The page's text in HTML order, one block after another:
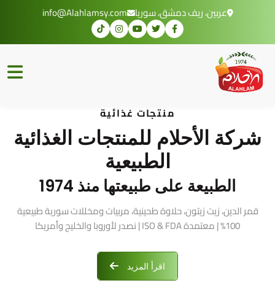
عربين، ريف دمشق، سوريا info@Alahlamsy.com
منتجات غذائية
شركة الأحلام للمنتجات الغذائية
الطبيعية
الطبيعة على طبيعتها منذ 1974
قمر الدين، زيت زيتون، حلاوة طحينية، مربيات ومخللات سورية طبيعية
100% | معتمدة ISO & FDA | نصدر لأوروبا والخليج وأمريكا
اقرأ المزيد